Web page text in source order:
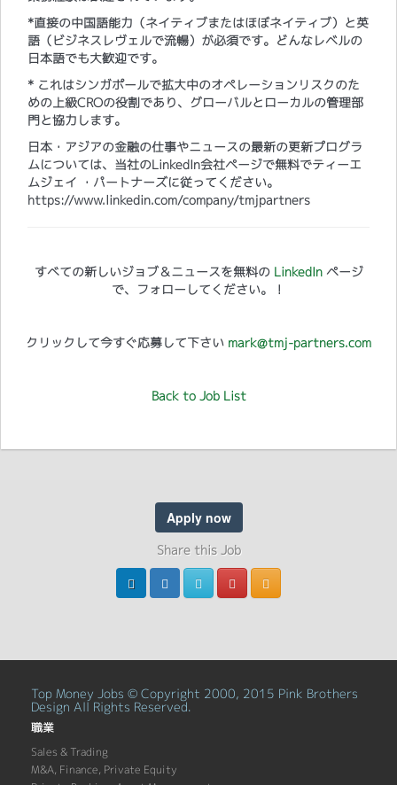
*直接の中国語能力（ネイティブまたはほぼネイティブ）と英
語（ビジネスレヴェルで流暢）が必須です。どんなレベルの
日本語でも大歓迎です。
* これはシンガポールで拡大中のオペレーションリスクのた
めの上級CROの役割であり、グローバルとローカルの管理部
門と協力します。
日本・アジアの金融の仕事やニュースの最新の更新プログラ
ムについては、当社のLinkedIn会社ページで無料でティーエ
ムジェイ ・パートナーズに従ってください。
https://www.linkedin.com/company/tmjpartners
すべての新しいジョブ＆ニュースを無料の LinkedInページ
で、フォローしてください。！
クリックして今すぐ応募して下さい mark@tmj-partners.com
Back to Job List
Apply now
Share this Job
Top Money Jobs © Copyright 2000, 2015 Pink Brothers
Design All Rights Reserved.
職業
Sales & Trading
M&A, Finance, Private Equity